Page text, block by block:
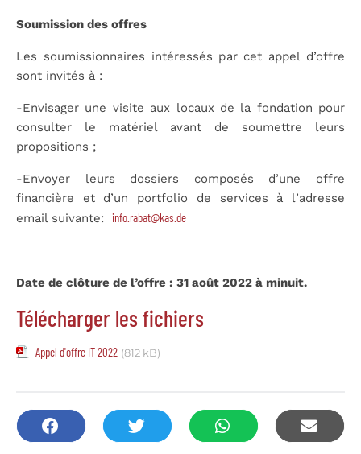
Soumission des offres
Les soumissionnaires intéressés par cet appel d’offre
sont invités à :
-Envisager une visite aux locaux de la fondation pour
consulter le matériel avant de soumettre leurs
propositions ;
-Envoyer leurs dossiers composés d’une offre
financière et d’un portfolio de services à l’adresse
email suivante: info.rabat@kas.de
Date de clôture de l’offre : 31 août 2022 à minuit.
Télécharger les fichiers
Appel d'offre IT 2022 (812 kB)